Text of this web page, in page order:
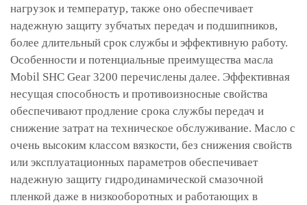
нагрузок и температур, также оно обеспечивает
надежную защиту зубчатых передач и подшипников,
более длительный срок службы и эффективную работу.
Особенности и потенциальные преимущества масла
Mobil SHC Gear 3200 перечислены далее. Эффективная
несущая способность и противоизносные свойства
обеспечивают продление срока службы передач и
снижение затрат на техническое обслуживание. Масло с
очень высоким классом вязкости, без снижения свойств
или эксплуатационных параметров обеспечивает
надежную защиту гидродинамической смазочной
пленкой даже в низкооборотных и работающих в